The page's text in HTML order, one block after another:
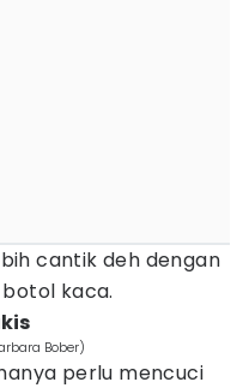
cantik deh dengan
kaca.
Bober)
perlu mencuci